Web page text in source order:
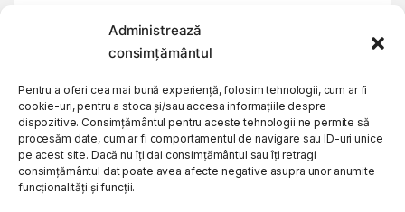
Administrează
consimțământul
Pentru a oferi cea mai bună experiență, folosim tehnologii, cum ar fi
cookie-uri, pentru a stoca și/sau accesa informațiile despre
dispozitive. Consimțământul pentru aceste tehnologii ne permite să
procesăm date, cum ar fi comportamentul de navigare sau ID-uri unice
pe acest site. Dacă nu îți dai consimțământul sau îți retragi
consimțământul dat poate avea afecte negative asupra unor anumite
funcționalități și funcții.
My Account
Customer Care
About Us